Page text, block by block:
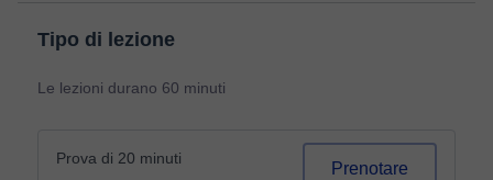
Tipo di lezione
Le lezioni durano 60 minuti
Prova di 20 minuti
Prenotare